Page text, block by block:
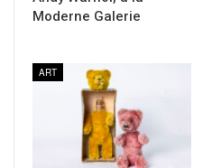
Moderne Galerie
ART